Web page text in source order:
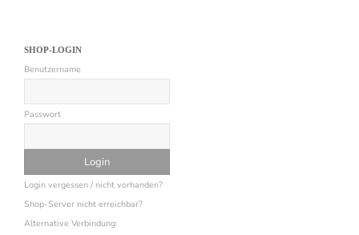
SHOP-LOGIN
Benutzername
Passwort
Login vergessen / nicht vorhanden?
Shop-Server nicht erreichbar?
Alternative Verbindung: